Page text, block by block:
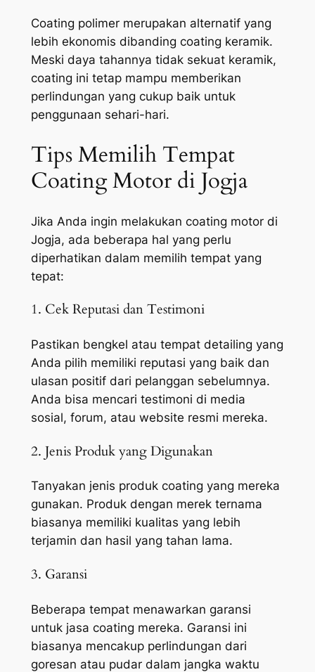
Coating polimer merupakan alternatif yang
lebih ekonomis dibanding coating keramik.
Meski daya tahannya tidak sekuat keramik,
coating ini tetap mampu memberikan
perlindungan yang cukup baik untuk
penggunaan sehari-hari.
Tips Memilih Tempat
Coating Motor di Jogja
Jika Anda ingin melakukan coating motor di
Jogja, ada beberapa hal yang perlu
diperhatikan dalam memilih tempat yang
tepat:
1. Cek Reputasi dan Testimoni
Pastikan bengkel atau tempat detailing yang
Anda pilih memiliki reputasi yang baik dan
ulasan positif dari pelanggan sebelumnya.
Anda bisa mencari testimoni di media
sosial, forum, atau website resmi mereka.
2. Jenis Produk yang Digunakan
Tanyakan jenis produk coating yang mereka
gunakan. Produk dengan merek ternama
biasanya memiliki kualitas yang lebih
terjamin dan hasil yang tahan lama.
3. Garansi
Beberapa tempat menawarkan garansi
untuk jasa coating mereka. Garansi ini
biasanya mencakup perlindungan dari
goresan atau pudar dalam jangka waktu